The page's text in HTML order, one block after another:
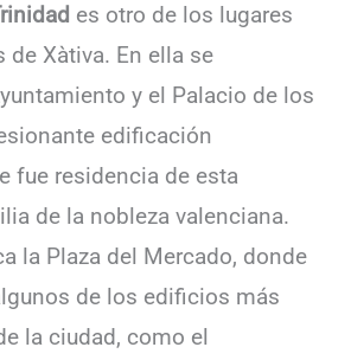
es otro de los lugares
Xàtiva. En ella se
y el Palacio de los
edificación
fue residencia de esta
de la nobleza valenciana.
la Plaza del Mercado, donde
de los edificios más
la ciudad, como el